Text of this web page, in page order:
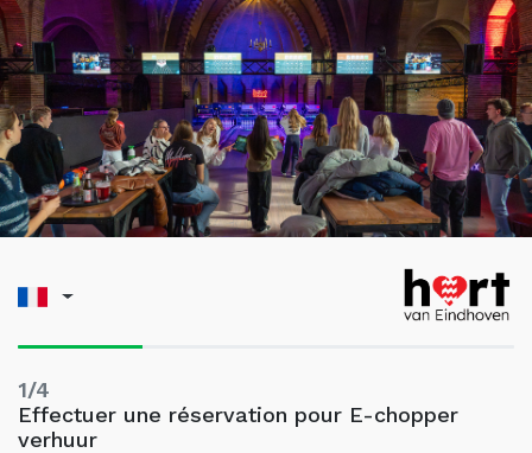
1/4
Effectuer une réservation pour E-chopper
verhuur